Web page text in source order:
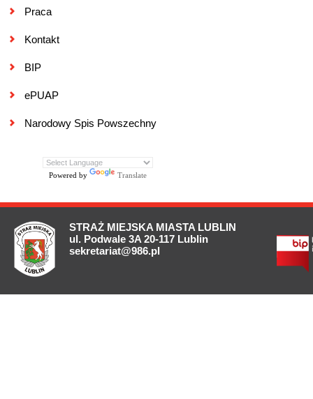
Praca
Kontakt
BIP
ePUAP
Narodowy Spis Powszechny
Powered by Translate
STRAŻ MIEJSKA MIASTA LUBLIN
ul. Podwale 3A 20-117 Lublin
sekretariat@986.pl